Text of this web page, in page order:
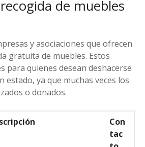
de muebles
y asociaciones que ofrecen
gratuita de muebles. Estos
para quienes desean deshacerse
estado, ya que muchas veces los
o donados.
Con
tac